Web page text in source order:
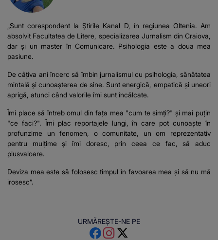
„Sunt corespondent la Știrile Kanal D, în regiunea Oltenia. Am
absolvit Facultatea de Litere, specializarea Jurnalism din Craiova,
dar și un master în Comunicare. Psihologia este a doua mea
pasiune.
De câțiva ani încerc să îmbin jurnalismul cu psihologia, sănătatea
mintală și cunoașterea de sine. Sunt energică, empatică și uneori
aprigă, atunci când valorile îmi sunt încălcate.
Îmi place să întreb omul din fața mea "cum te simți?" și mai puțin
"ce faci?". Îmi plac reportajele lungi, în care pot cunoaște în
profunzime un fenomen, o comunitate, un om reprezentativ
pentru mulțime și îmi doresc, prin ceea ce fac, să aduc
plusvaloare.
Deviza mea este să folosesc timpul în favoarea mea și să nu mă
irosesc”.
URMĂREȘTE-NE PE